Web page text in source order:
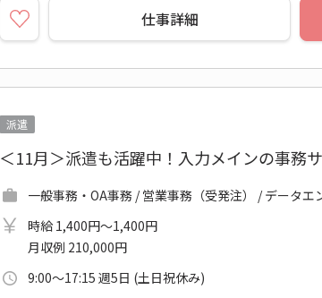
仕事詳細
派遣
＜11月＞派遣も活躍中！入力メインの事
一般事務・OA事務 / 営業事務（受発注） / データエ
時給 1,400円～1,400円
月収例 210,000円
9:00～17:15 週5日 (土日祝休み)